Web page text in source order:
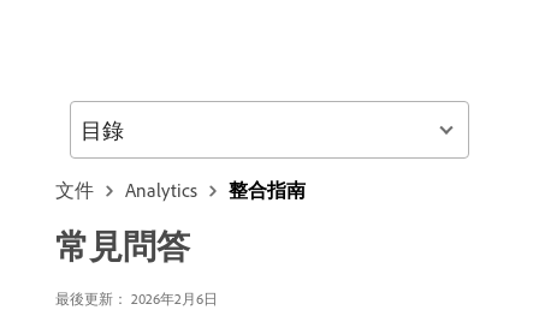
文件 Analytics 整合指南
常見問答
最後更新： 2026年2月6日
目錄